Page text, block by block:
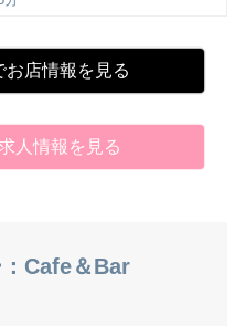
店情報を見る
人情報を見る
Cafe＆Bar